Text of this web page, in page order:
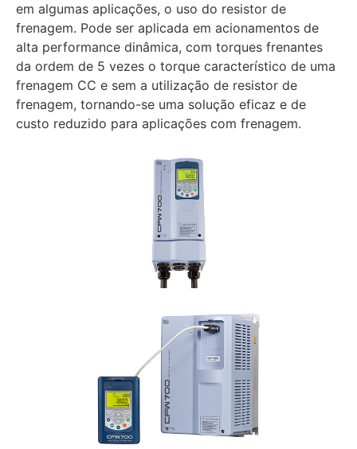
em algumas aplicações, o uso do resistor de
frenagem. Pode ser aplicada em acionamentos de
alta performance dinâmica, com torques frenantes
da ordem de 5 vezes o torque característico de uma
frenagem CC e sem a utilização de resistor de
frenagem, tornando-se uma solução eficaz e de
custo reduzido para aplicações com frenagem.